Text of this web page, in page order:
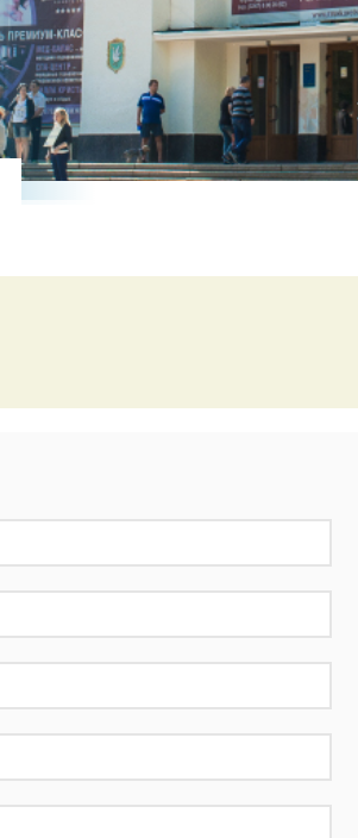
Свята в Буковелі
Вікенд для двох в Буковелі
Наші екскурсії Буковель
Куліг в Буковелі